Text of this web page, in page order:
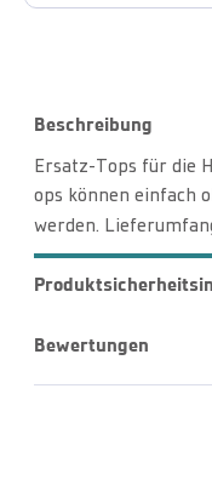
Beschreibung
Ersatz-Tops für die
ops können einfach
werden.
Bewertungen